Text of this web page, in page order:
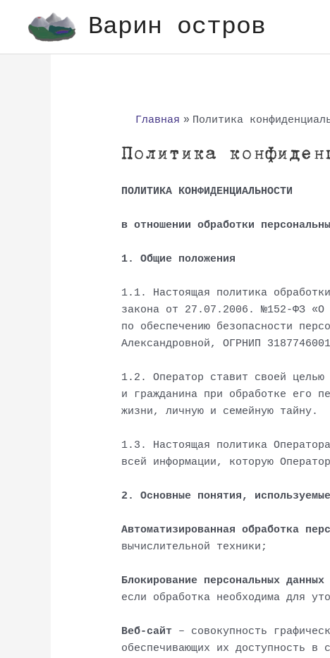
содержимому
Варин остров
Главная Политика
Политика
ПОЛИТИКА КОНФИДЕНЦИАЛЬНОСТИ
в отношении обработки
1. Общие положения
1.1. Настоящая политика
закона от 27.07.2006. №152-ФЗ «О
по обеспечению безопасности
Александровной, ОГРНИП
1.2. Оператор ставит своей целью
и гражданина при обработке его
жизни, личную и семейную тайну.
1.3. Настоящая политика
всей информации, которую
2. Основные понятия,
Автоматизированная обработка
вычислительной техники;
Блокирование персональных данных
если обработка необходима для
Веб-сайт – совокупность
обеспечивающих их доступность